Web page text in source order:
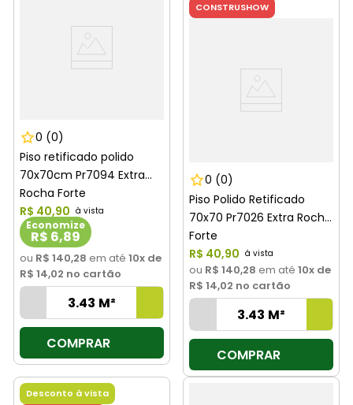
0 (0)
Piso retificado polido
70x70cm Pr7094 Extra
Rocha Forte
R$ 40,90
Economize
R$ 6,89
ou R$ 140,28 em até 10x de
R$ 14,02 no cartão
COMPRAR
CONSTRUSHOW
0 (0)
Piso Polido Retificado
70x70 Pr7026 Extra Rocha
Forte
R$ 40,90
ou R$ 140,28 em até 10x de
R$ 14,02 no cartão
COMPRAR
Desconto à vista